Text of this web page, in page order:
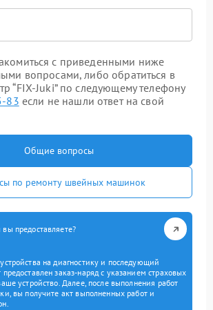
с приведенными ниже
вопросами, либо обратиться в
“FIX-Juki” по следующему телефону
83 если не нашли ответ на свой
Общие вопросы
по ремонту швейных машинок
предоставляете?
на диагностику и последующий
заказ-наряд с указанием страховых
устройство. Далее, после выполнения работ
вы получите акт выполненных работ и